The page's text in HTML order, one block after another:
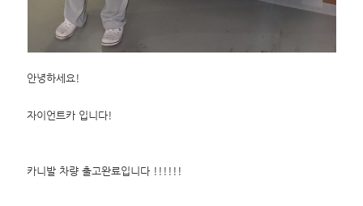
안녕하세요!
자이언트카 입니다!
카니발 차량 출고완료입니다 !!!!!!